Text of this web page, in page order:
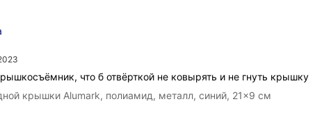
что б отвёрткой не ковырять и не гнуть крышку
крышки Alumark, полиамид, металл, синий, 21x9 см